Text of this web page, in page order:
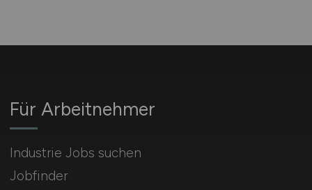
Für Arbeitnehmer
Industrie Jobs suchen
Jobfinder